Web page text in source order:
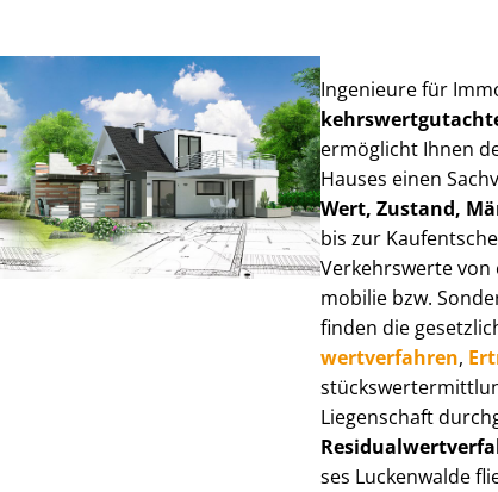
Ingenieure für
ermöglicht Ihnen
Hauses einen
Wert, Zustand,
bis zur
Verkehrswerte
mo­bi­lie bzw.
finden die
wert­ver­fah­ren,
Liegenschaft
ses Luckenwalde